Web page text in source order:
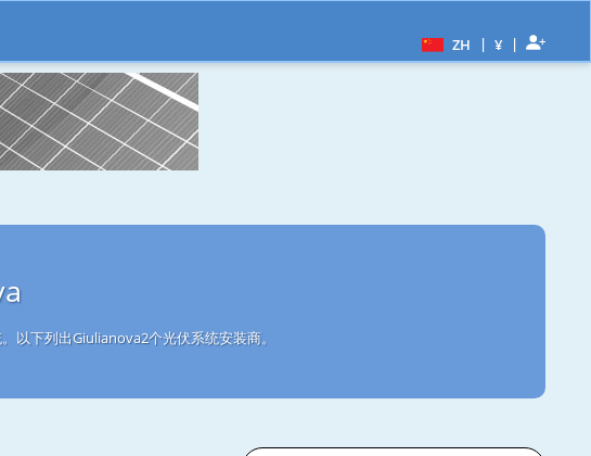
ZH | ¥ |
以下列出Giulianova2个光伏系统安装商。